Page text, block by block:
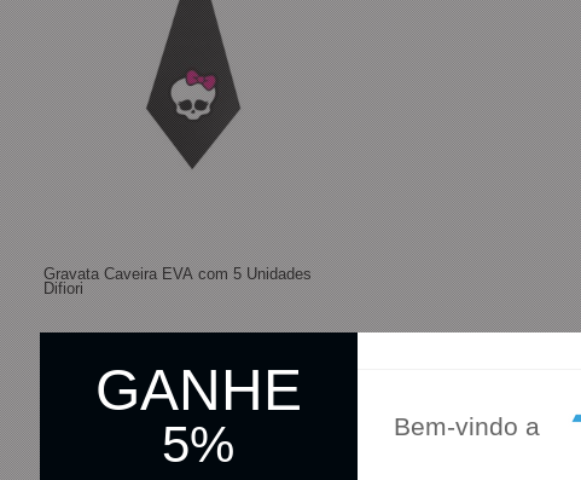
GANHE
5% Bem-vindo a
Gravata Caveira EVA com 5 Unidades
Difiori
R$ 10,50